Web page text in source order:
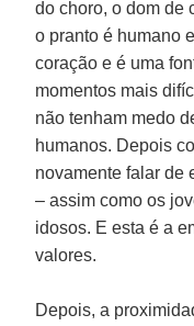
do choro, o dom de
o pranto é humano
coração e é uma
momentos mais
não tenham medo
humanos. Depois
novamente falar de
– assim como os
idosos. E esta é a
valores.
Depois, a